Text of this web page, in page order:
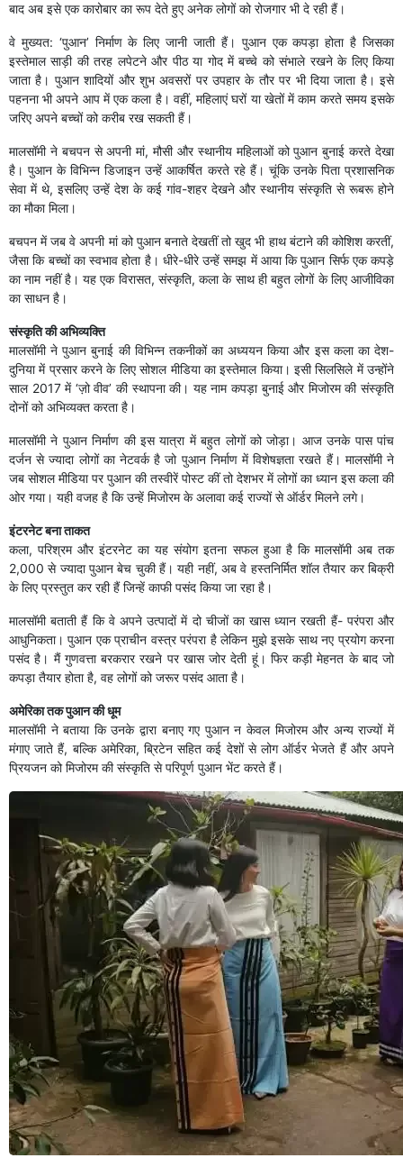
बाद अब इसे एक कारोबार का रूप देते हुए अनेक लोगों को रोजगार भी दे रही हैं।
वे मुख्यत: ‘पुआन’ निर्माण के लिए जानी जाती हैं। पुआन एक कपड़ा होता है जिसका
इस्तेमाल साड़ी की तरह लपेटने और पीठ या गोद में बच्चे को संभाले रखने के लिए किया
जाता है। पुआन शादियों और शुभ अवसरों पर उपहार के तौर पर भी दिया जाता है। इसे
पहनना भी अपने आप में एक कला है। वहीं, महिलाएं घरों या खेतों में काम करते समय इसके
जरिए अपने बच्चों को करीब रख सकती हैं।
मालसॉमी ने बचपन से अपनी मां, मौसी और स्थानीय महिलाओं को पुआन बुनाई करते देखा
है। पुआन के विभिन्न डिजाइन उन्हें आकर्षित करते रहे हैं। चूंकि उनके पिता प्रशासनिक
सेवा में थे, इसलिए उन्हें देश के कई गांव-शहर देखने और स्थानीय संस्कृति से रूबरू होने
का मौका मिला।
बचपन में जब वे अपनी मां को पुआन बनाते देखतीं तो खुद भी हाथ बंटाने की कोशिश करतीं,
जैसा कि बच्चों का स्वभाव होता है। धीरे-धीरे उन्हें समझ में आया कि पुआन सिर्फ एक कपड़े
का नाम नहीं है। यह एक विरासत, संस्कृति, कला के साथ ही बहुत लोगों के लिए आजीविका
का साधन है।
संस्कृति की अभिव्यक्ति
मालसॉमी ने पुआन बुनाई की विभिन्न तकनीकों का अध्ययन किया और इस कला का देश-
दुनिया में प्रसार करने के लिए सोशल मीडिया का इस्तेमाल किया। इसी सिलसिले में उन्होंने
साल 2017 में ‘ज़ो वीव’ की स्थापना की। यह नाम कपड़ा बुनाई और मिजोरम की संस्कृति
दोनों को अभिव्यक्त करता है।
मालसॉमी ने पुआन निर्माण की इस यात्रा में बहुत लोगों को जोड़ा। आज उनके पास पांच
दर्जन से ज्यादा लोगों का नेटवर्क है जो पुआन निर्माण में विशेषज्ञता रखते हैं। मालसॉमी ने
जब सोशल मीडिया पर पुआन की तस्वीरें पोस्ट कीं तो देशभर में लोगों का ध्यान इस कला की
ओर गया। यही वजह है कि उन्हें मिजोरम के अलावा कई राज्यों से ऑर्डर मिलने लगे।
इंटरनेट बना ताकत
कला, परिश्रम और इंटरनेट का यह संयोग इतना सफल हुआ है कि मालसॉमी अब तक
2,000 से ज्यादा पुआन बेच चुकी हैं। यही नहीं, अब वे हस्तनिर्मित शॉल तैयार कर बिक्री
के लिए प्रस्तुत कर रही हैं जिन्हें काफी पसंद किया जा रहा है।
मालसॉमी बताती हैं कि वे अपने उत्पादों में दो चीजों का खास ध्यान रखती हैं- परंपरा और
आधुनिकता। पुआन एक प्राचीन वस्त्र परंपरा है लेकिन मुझे इसके साथ नए प्रयोग करना
पसंद है। मैं गुणवत्ता बरकरार रखने पर खास जोर देती हूं। ​फिर कड़ी मेहनत के बाद जो
कपड़ा तैयार होता है, वह लोगों को जरूर पसंद आता है।
अमेरिका तक पुआन की धूम
मालसॉमी ने बताया कि उनके द्वारा बनाए गए पुआन न केवल मिजोरम और अन्य राज्यों में
मंगाए जाते हैं, बल्कि अमेरिका, ब्रिटेन सहित कई देशों से लोग ऑर्डर भेजते हैं और अपने
प्रियजन को मिजोरम की संस्कृति से परिपूर्ण पुआन भेंट करते हैं।